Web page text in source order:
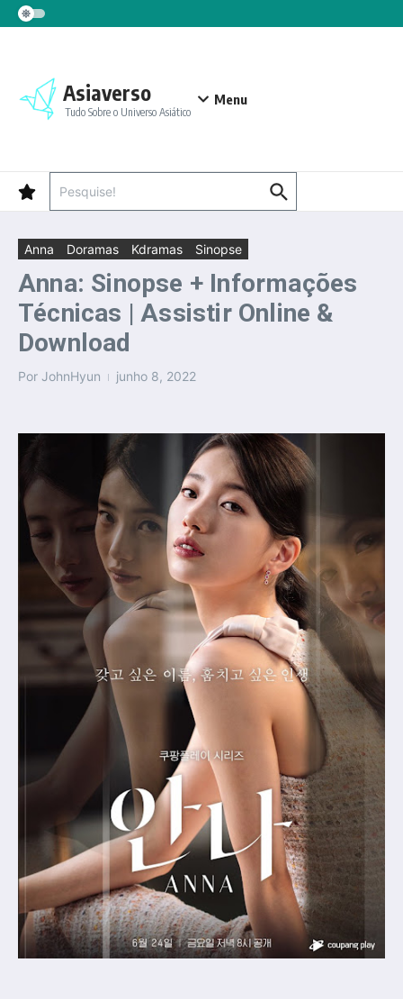
Ir para o conteúdo
Asiaverso
Tudo Sobre o Universo Asiático
Menu
Anna Doramas Kdramas Sinopse
Anna: Sinopse + Informações
Técnicas | Assistir Online &
Download
Por JohnHyun junho 8, 2022